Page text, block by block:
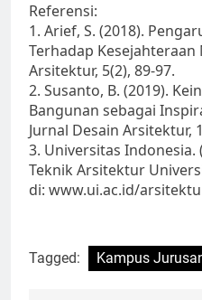
Referensi:
1. Arief, S. (2018).
Terhadap Kesejahteraan
Arsitektur, 5(2), 89-97.
2. Susanto, B. (2019).
Bangunan sebagai
Jurnal Desain Arsitektur,
3. Universitas Indonesia.
Teknik Arsitektur
di: www.ui.ac.id/
Tagged: Kampus